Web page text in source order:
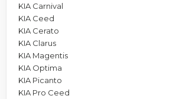
KIA Carnival
KIA Ceed
KIA Cerato
KIA Clarus
KIA Magentis
KIA Optima
KIA Picanto
KIA Pro Ceed